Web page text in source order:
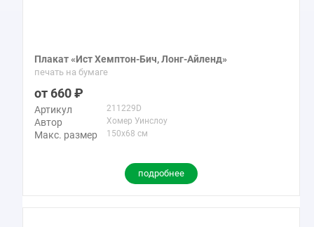
Плакат «Ист Хемптон-Бич, Лонг-Айленд»
печать на бумаге
660
Артикул 211229D
Автор Хомер Уинслоу
Макс. размер 150x68 см
подробнее